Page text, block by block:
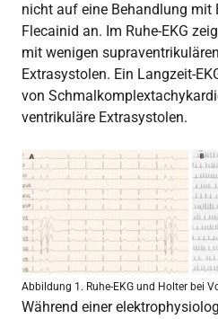
nicht auf eine Behandlung mit
Flecainid an. Im Ruhe-EKG
mit wenigen
Extrasystolen. Ein Langzeit-
von
ventrikuläre Extrasystolen.
Abbildung 1. Ruhe-EKG und Holter bei
Während einer